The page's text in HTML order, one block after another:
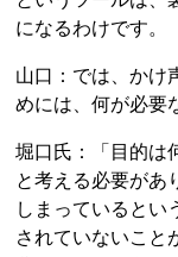
になるわけです。
山口：では、かけ
めには、何が必要
堀口氏：「目的は
と考える必要があ
しまっているとい
されていないこと